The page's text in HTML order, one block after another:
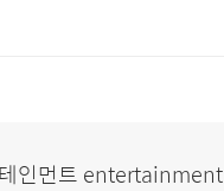
인먼트 entertainment